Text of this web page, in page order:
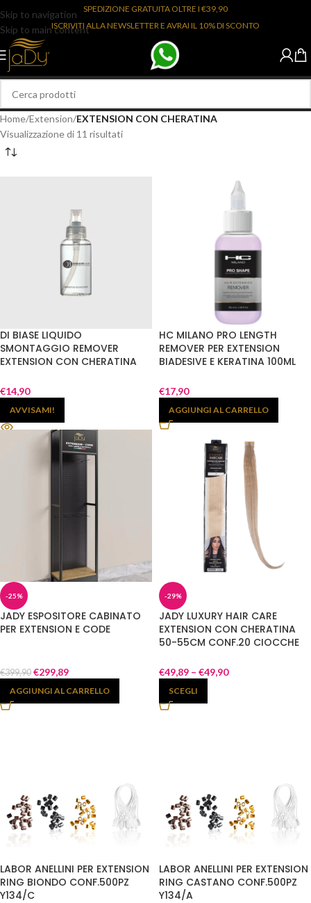
Skip to navigation
Skip to main content
SPEDIZIONE GRATUITA OLTRE I €39,90
ISCRIVITI ALLA NEWSLETTER E AVRAI IL 10% DI SCONTO
Home/Extension/EXTENSION CON CHERATINA
Visualizzazione di 11 risultati
DI BIASE LIQUIDO
SMONTAGGIO REMOVER
EXTENSION CON CHERATINA
€14,90
AVVISAMI!
HC MILANO PRO LENGTH
REMOVER PER EXTENSION
BIADESIVE E KERATINA 100ML
€17,90
AGGIUNGI AL CARRELLO
-25%
JADY ESPOSITORE CABINATO
PER EXTENSION E CODE
€399,90 €299,89
AGGIUNGI AL CARRELLO
-29%
JADY LUXURY HAIR CARE
EXTENSION CON CHERATINA
50-55CM CONF.20 CIOCCHE
€49,89 – €49,90
SCEGLI
LABOR ANELLINI PER EXTENSION
RING BIONDO CONF.500PZ
Y134/C
LABOR ANELLINI PER EXTENSION
RING CASTANO CONF.500PZ
Y134/A